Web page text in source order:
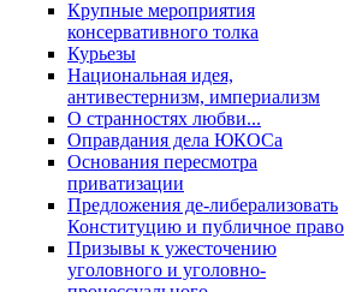
Крупные мероприятия
консервативного толка
Курьезы
Национальная идея,
антивестернизм, империализм
О странностях любви...
Оправдания дела ЮКОСа
Основания пересмотра
приватизации
Предложения де-либерализовать
Конституцию и публичное право
Призывы к ужесточению
уголовного и уголовно-